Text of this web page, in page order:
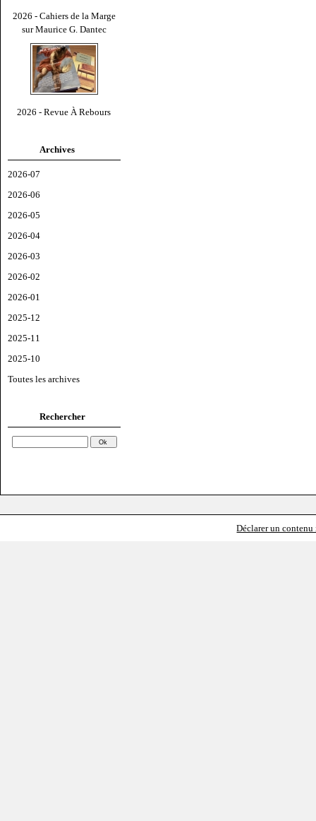
2026 - Cahiers de la Marge
sur Maurice G. Dantec
2026 - Revue À Rebours
Archives
2026-07
2026-06
2026-05
2026-04
2026-03
2026-02
2026-01
2025-12
2025-11
2025-10
Toutes les archives
Rechercher
Déclarer un